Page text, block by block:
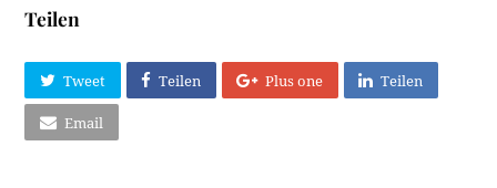
Teilen
Tweet Teilen Plus one Teilen
Email